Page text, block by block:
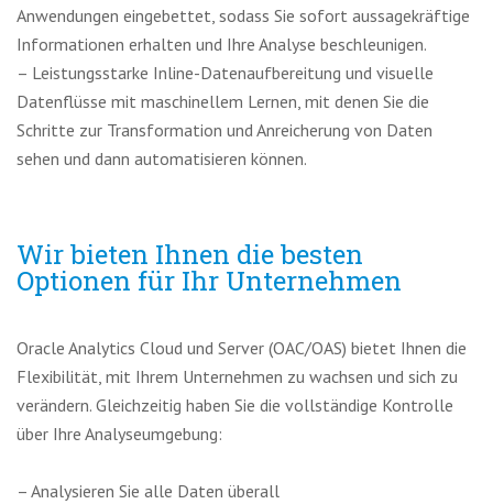
Anwendungen eingebettet, sodass Sie sofort aussagekräftige
Informationen erhalten und Ihre Analyse beschleunigen.
– Leistungsstarke Inline-Datenaufbereitung und visuelle
Datenflüsse mit maschinellem Lernen, mit denen Sie die
Schritte zur Transformation und Anreicherung von Daten
sehen und dann automatisieren können.
Wir bieten Ihnen die besten
Optionen für Ihr Unternehmen
Oracle Analytics Cloud und Server (OAC/OAS) bietet Ihnen die
Flexibilität, mit Ihrem Unternehmen zu wachsen und sich zu
verändern. Gleichzeitig haben Sie die vollständige Kontrolle
über Ihre Analyseumgebung:
– Analysieren Sie alle Daten überall